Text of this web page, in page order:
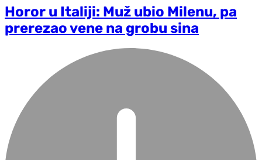
Horor u Italiji: Muž ubio Milenu, pa
prerezao vene na grobu sina